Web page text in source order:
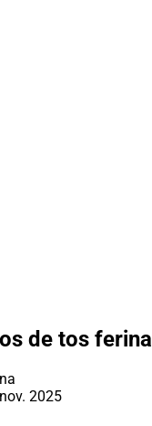
de tos ferina
2025